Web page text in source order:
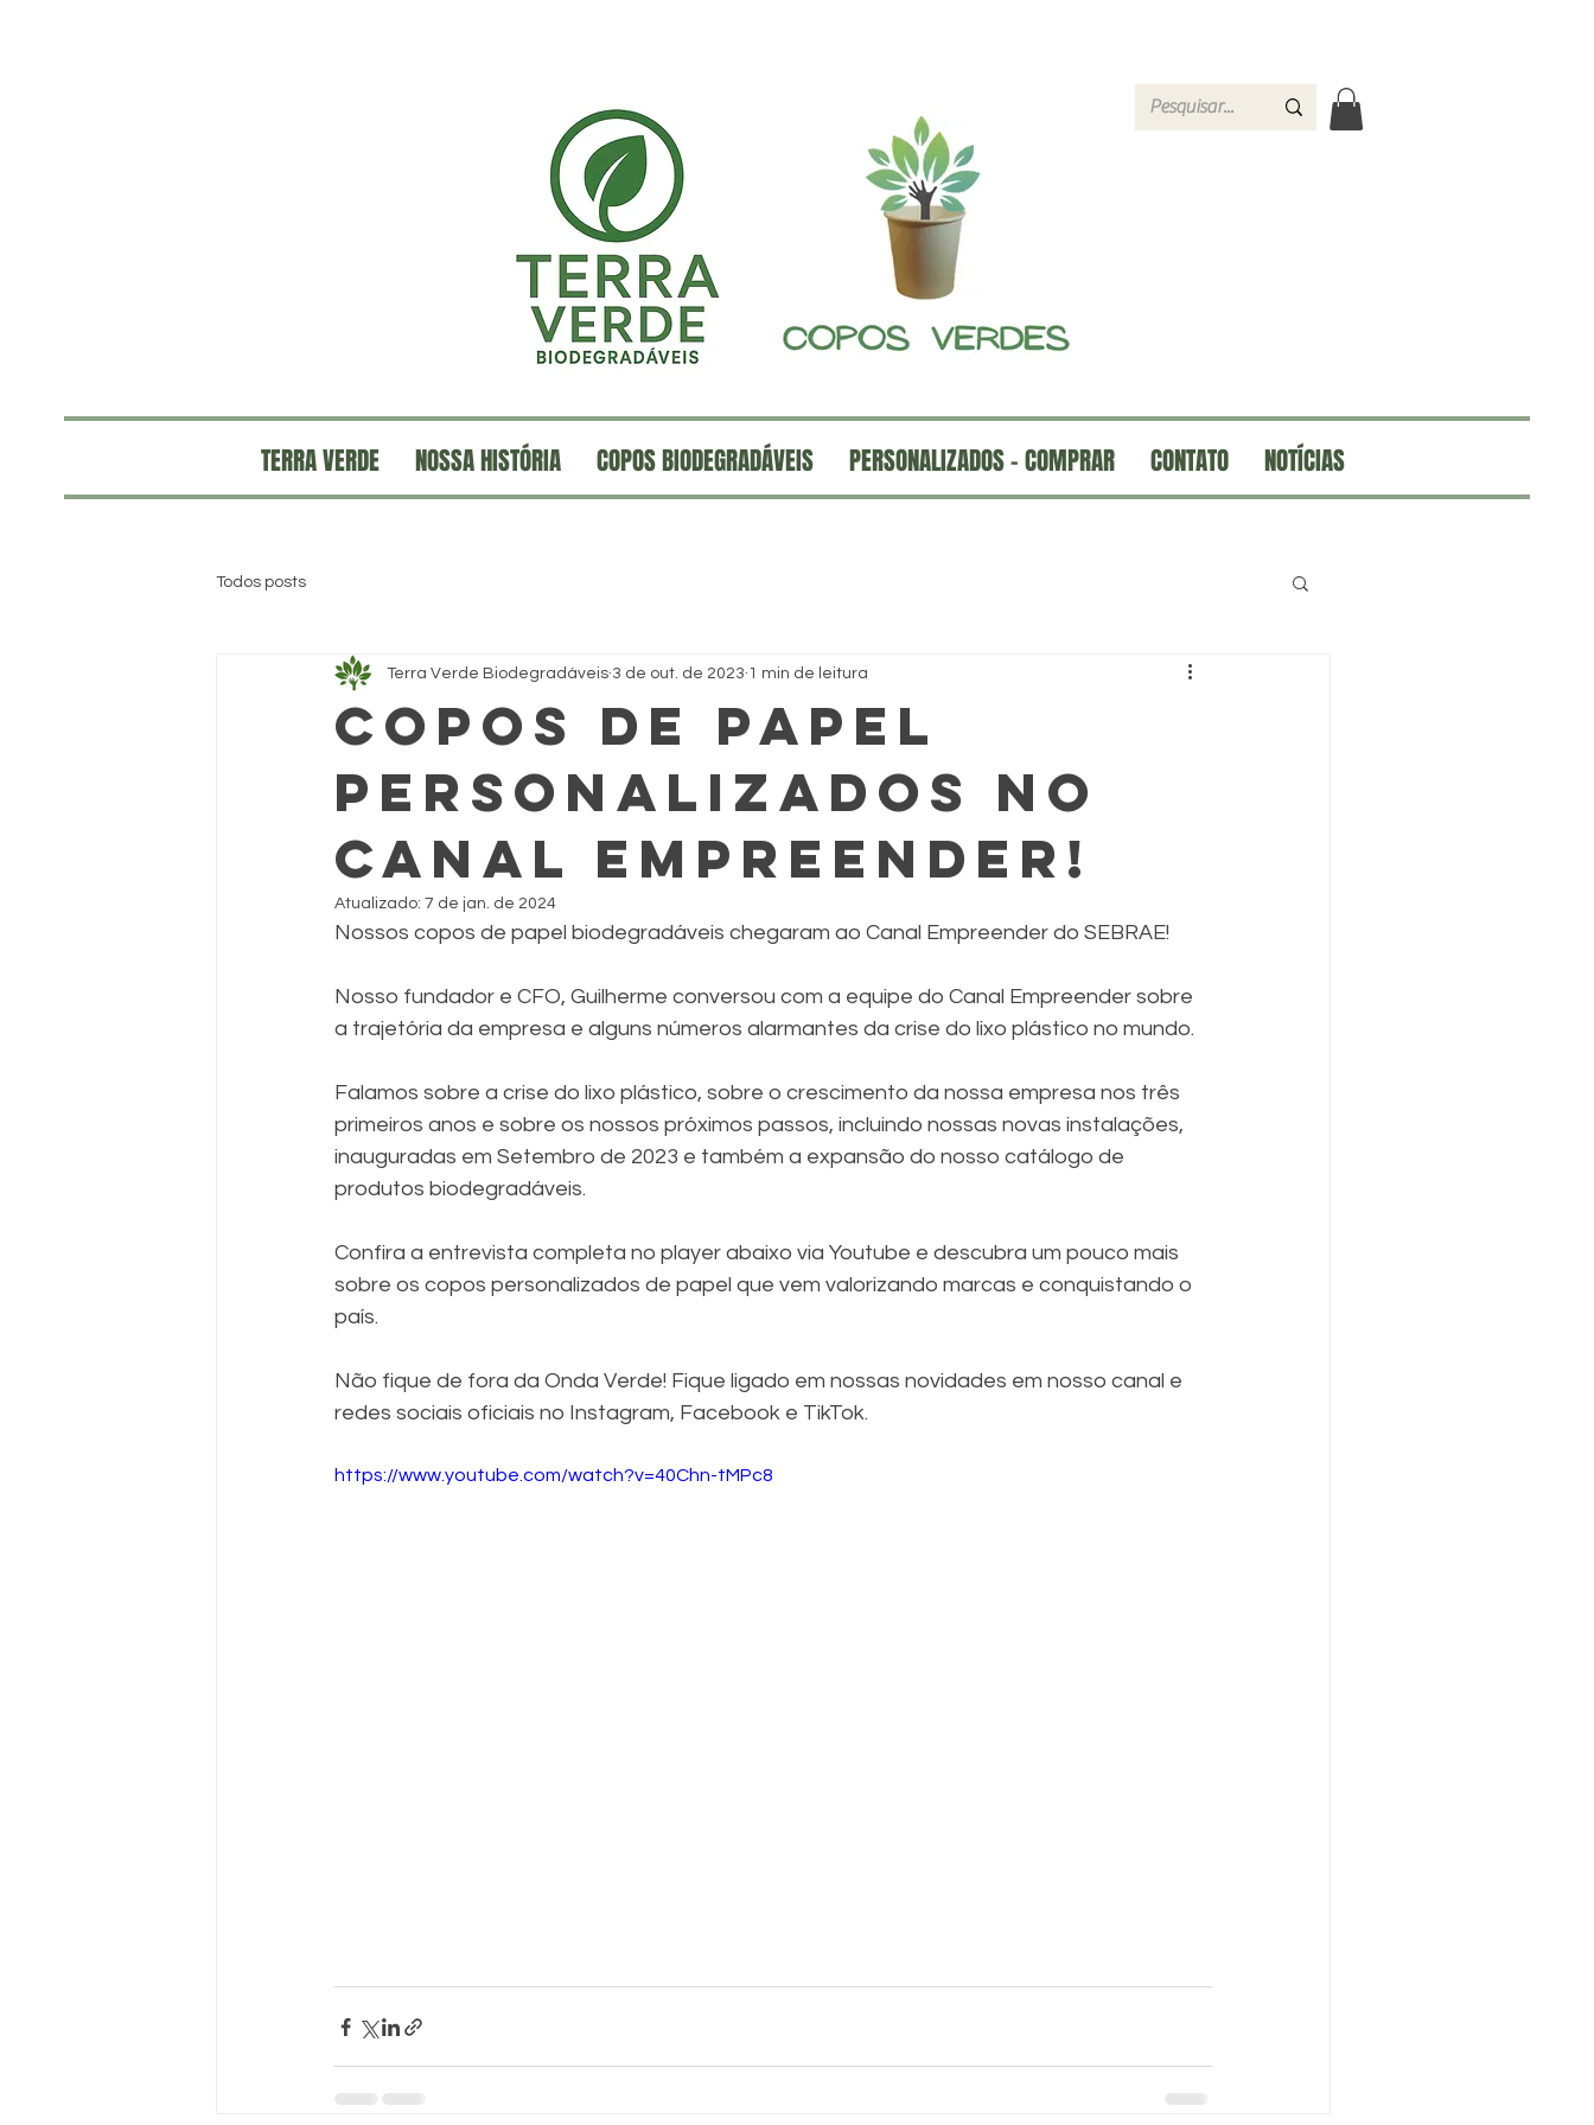
TERRA VERDE NOSSA HISTÓRIA COPOS BIODEGRADÁVEIS PERSONALIZADOS - COMPRAR CONTATO NOTÍCIAS
Todos posts
Copos de papel
personalizados no
Canal Empreender!
Terra Verde Biodegradáveis 3 de out. de 2023 1 min de leitura
Atualizado: 7 de jan. de 2024
Nossos copos de papel biodegradáveis chegaram ao Canal Empreender do SEBRAE!
Nosso fundador e CFO, Guilherme conversou com a equipe do Canal Empreender sobre
a trajetória da empresa e alguns números alarmantes da crise do lixo plástico no mundo.
Falamos sobre a crise do lixo plástico, sobre o crescimento da nossa empresa nos três
primeiros anos e sobre os nossos próximos passos, incluindo nossas novas instalações,
inauguradas em Setembro de 2023 e também a expansão do nosso catálogo de
produtos biodegradáveis.
Confira a entrevista completa no player abaixo via Youtube e descubra um pouco mais
sobre os copos personalizados de papel que vem valorizando marcas e conquistando o
país.
Não fique de fora da Onda Verde! Fique ligado em nossas novidades em nosso canal e
redes sociais oficiais no Instagram, Facebook e TikTok.
https://www.youtube.com/watch?v=40Chn-tMPc8